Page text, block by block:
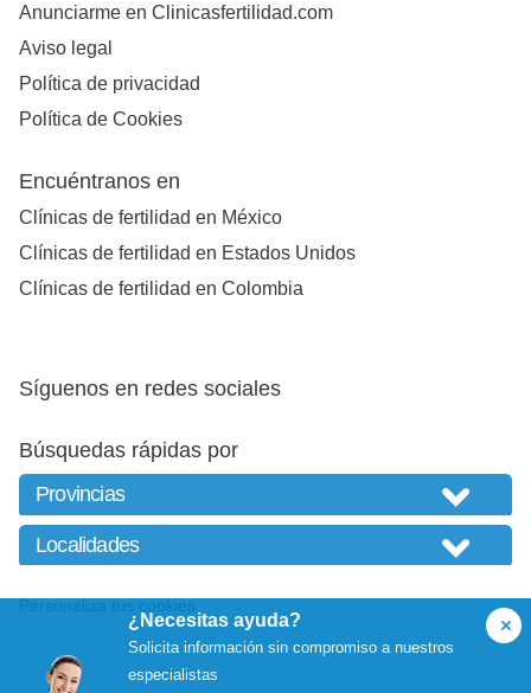
¿Necesitas ayuda?
Solicita información sin compromiso a nuestros
especialistas
Anunciarme en Clinicasfertilidad.com
Aviso legal
Política de privacidad
Política de Cookies
Encuéntranos en
Clínicas de fertilidad en México
Clínicas de fertilidad en Estados Unidos
Clínicas de fertilidad en Colombia
Síguenos en redes sociales
Búsquedas rápidas por